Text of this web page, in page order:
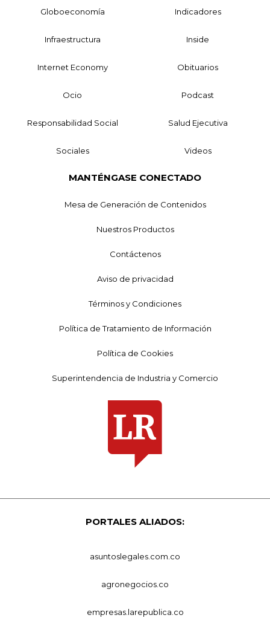
Globoeconomía Indicadores
Infraestructura Inside
Internet Economy Obituarios
Ocio Podcast
Responsabilidad Social Salud Ejecutiva
Sociales Videos
MANTÉNGASE CONECTADO
Mesa de Generación de Contenidos
Nuestros Productos
Contáctenos
Aviso de privacidad
Términos y Condiciones
Política de Tratamiento de Información
Política de Cookies
Superintendencia de Industria y Comercio
PORTALES ALIADOS:
asuntoslegales.com.co
agronegocios.co
empresas.larepublica.co